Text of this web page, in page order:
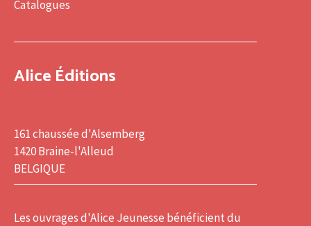
Catalogues
Alice Éditions
161 chaussée d'Alsemberg
1420 Braine-l'Alleud
BELGIQUE
Les ouvrages d'Alice Jeunesse bénéficient du